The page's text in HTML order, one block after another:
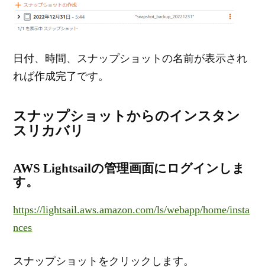
日付、時間、スナップショットの名前が表示され
れば作成完了です。
スナップショットからのインスタン
スリカバリ
AWS Lightsailの管理画面にログインしま
す。
https://lightsail.aws.amazon.com/ls/webapp/home/insta
nces
スナップショットをクリックします。